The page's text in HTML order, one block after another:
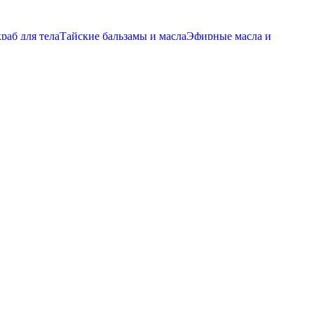
для телаТайские бальзамы и маслаЭфирные масла и